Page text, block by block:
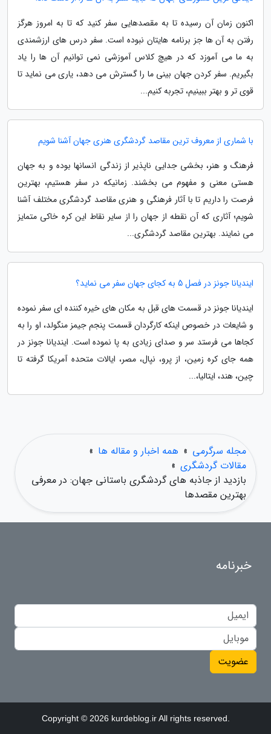
اکنون زمان آن رسیده تا به مقصدهایی سفر کنید که تا به امروز هرگز
رفتن به آن ها جز برنامه هایتان نبوده است. سفر درس های ارزشمندی
به ما می آموزد که در هیچ کلاس آموزشی نمی توانیم آن ها را یاد
بگیریم. سفر کردن جهان بینی ما را گسترش می دهد، یاری می نماید تا
قوی تر و بهتر ببینیم، تجربه کنیم...
با شماری از معروف ترین مقاصد گردشگری هنری جهان آشنا شویم
فرهنگ و هنر، بخشی جدایی ناپذیر از زندگی انسانها بوده و به جهان
هستی معنی و مفهوم می بخشند. زمانیکه در سفر هستیم، بهترین
فرصت را داریم تا با آثار فرهنگی و هنری مقاصد گردشگری مختلف آشنا
شویم؛ آثاری که آن نقطه از جهان را از سایر نقاط این کره خاکی متمایز
می نمایند. بهترین مقاصد گردشگری...
ایندیانا جونز در فصل 5 به کجای جهان سفر می نماید؟
ایندیانا جونز در قسمت های قبل به مکان های خیره کننده ای سفر نموده
و شایعات در خصوص اینکه کارگردان قسمت پنجم جیمز منگولد، او را به
کجاها می فرستد سر و صدای زیادی به پا نموده است. ایندیانا جونز در
همه جای کره زمین، از پرو، نپال، مصر، ایالات متحده آمریکا گرفته تا
چین، هند، ایتالیا،...
مجله سرگرمی » همه اخبار و مقاله ها »
مقالات گردشگری »
بازدید از جاذبه های گردشگری باستانی جهان: در معرفی
بهترین مقصدها
خبرنامه
عضویت
Copyright © 2026 kurdeblog.ir All rights reserved.